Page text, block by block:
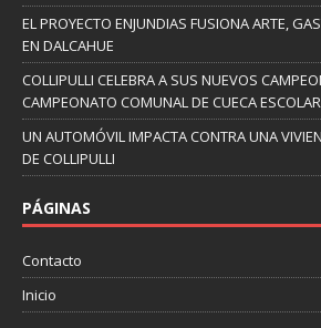
EL PROYECTO ENJUNDIAS FUSIONA ARTE,
EN DALCAHUE
COLLIPULLI CELEBRA A SUS NUEVOS
CAMPEONATO COMUNAL DE CUECA ESCOLAR
UN AUTOMÓVIL IMPACTA CONTRA UNA
DE COLLIPULLI
PÁGINAS
Contacto
Inicio